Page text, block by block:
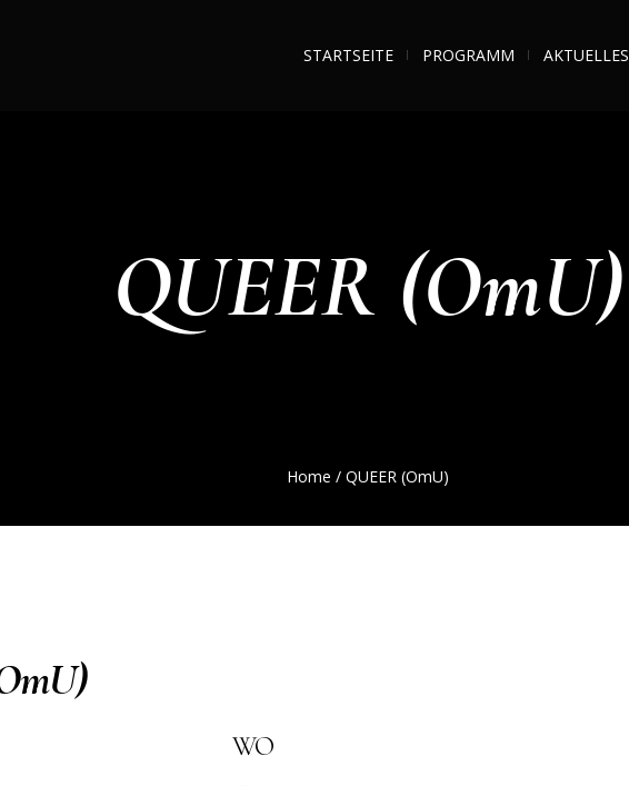
STARTSEITE PROGRAMM AKTUELLES
QUEER (OmU)
Home / QUEER (OmU)
WO